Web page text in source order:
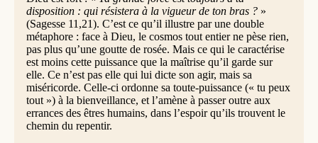
disposition : qui résistera à la vigueur de ton bras ?»
(Sagesse 11,21). C’est ce qu’il illustre par une double
métaphore : face à Dieu, le cosmos tout entier ne pèse rien,
pas plus qu’une goutte de rosée. Mais ce qui le caractérise
est moins cette puissance que la maîtrise qu’il garde sur
elle. Ce n’est pas elle qui lui dicte son agir, mais sa
miséricorde. Celle-ci ordonne sa toute-puissance (« tu peux
tout ») à la bienveillance, et l’amène à passer outre aux
errances des êtres humains, dans l’espoir qu’ils trouvent le
chemin du repentir.